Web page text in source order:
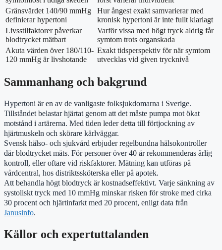
Gränsvärdet 140/90 mmHg
definierar hypertoni
Hur ångest exakt samvarierar med
kronisk hypertoni är inte fullt klarlagt
Livsstilfaktorer påverkar
blodtrycket mätbart
Varför vissa med högt tryck aldrig får
symtom trots organskada
Akuta värden över 180/110-
120 mmHg är livshotande
Exakt tidsperspektiv för när symtom
utvecklas vid given trycknivå
Sammanhang och bakgrund
Hypertoni är en av de vanligaste folksjukdomarna i Sverige.
Tillståndet belastar hjärtat genom att det måste pumpa mot ökat
motstånd i artärerna. Med tiden leder detta till förtjockning av
hjärtmuskeln och skörare kärlväggar.
Svensk hälso- och sjukvård erbjuder regelbundna hälsokontroller
där blodtrycket mäts. För personer över 40 år rekommenderas årlig
kontroll, eller oftare vid riskfaktorer. Mätning kan utföras på
vårdcentral, hos distriktssköterska eller på apotek.
Att behandla högt blodtryck är kostnadseffektivt. Varje sänkning av
systoliskt tryck med 10 mmHg minskar risken för stroke med cirka
30 procent och hjärtinfarkt med 20 procent, enligt data från
Janusinfo.
Källor och expertuttalanden